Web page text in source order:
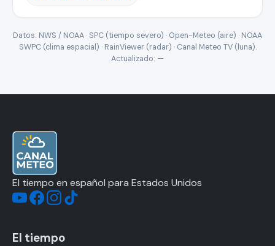
Datos: NWS / NOAA · SPC (tiempo severo) · Open-Meteo (aire) · NOAA
SWPC (clima espacial) · RainViewer (radar) · Canal Meteo TV (luna).
Actualizado: —
El tiempo en español para Estados Unidos
El tiempo